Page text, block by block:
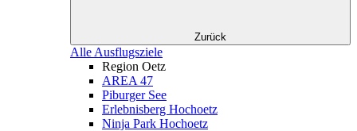
Zurück
Alle Ausflugsziele
Region Oetz
AREA 47
Piburger See
Erlebnisberg Hochoetz
Ninja Park Hochoetz